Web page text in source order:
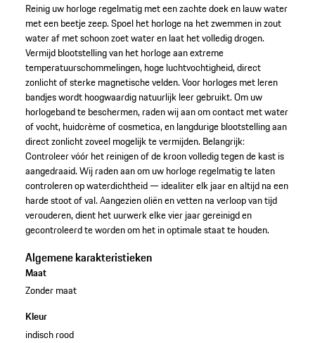
Reinig uw horloge regelmatig met een zachte doek en lauw water
met een beetje zeep. Spoel het horloge na het zwemmen in zout
water af met schoon zoet water en laat het volledig drogen.
Vermijd blootstelling van het horloge aan extreme
temperatuurschommelingen, hoge luchtvochtigheid, direct
zonlicht of sterke magnetische velden. Voor horloges met leren
bandjes wordt hoogwaardig natuurlijk leer gebruikt. Om uw
horlogeband te beschermen, raden wij aan om contact met water
of vocht, huidcrème of cosmetica, en langdurige blootstelling aan
direct zonlicht zoveel mogelijk te vermijden. Belangrijk:
Controleer vóór het reinigen of de kroon volledig tegen de kast is
aangedraaid. Wij raden aan om uw horloge regelmatig te laten
controleren op waterdichtheid — idealiter elk jaar en altijd na een
harde stoot of val. Aangezien oliën en vetten na verloop van tijd
verouderen, dient het uurwerk elke vier jaar gereinigd en
gecontroleerd te worden om het in optimale staat te houden.
Algemene karakteristieken
Maat
Zonder maat
Kleur
indisch rood